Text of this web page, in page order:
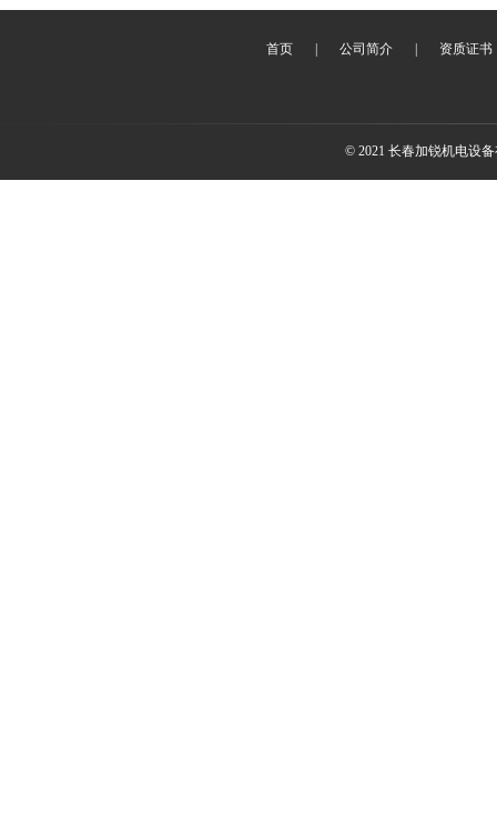
首页 公司简介 资质证书
© 2021 长春加锐机电设